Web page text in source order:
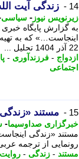
14 - زندگی آیت
زیرنویس نیوز - سیاسی
به گزارش پایگاه خبری
اینجاست…» که به
22 آذر 1404 تحلیل ...
ازدواج - فرزندآوری -
اجتماعی
15 - مستند
خبرگزاری صداوسیما-
مستند «زندگی
رونمایی از ترجمه
مستند - زندگی - روایت